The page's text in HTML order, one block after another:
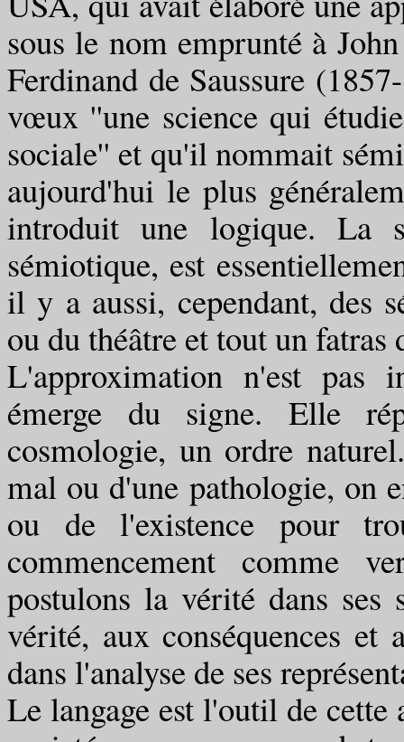
sous le nom emprunté à
Ferdinand de Saussure
vœux ''une science qui
sociale'' et qu'il nommait
aujourd'hui le plus
introduit une logique. La
sémiotique, est
il y a aussi, cependant, des
ou du théâtre et tout un fatras
L'approximation n'est pas
émerge du signe. Elle
cosmologie, un ordre
mal ou d'une pathologie, on
ou de l'existence pour
commencement comme
postulons la vérité dans
vérité, aux conséquences et
dans l'analyse de ses
Le langage est l'outil de cette